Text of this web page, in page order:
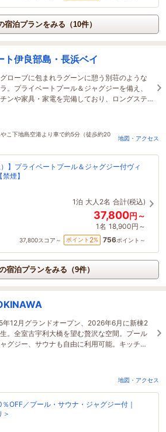
宿泊プランをみる（10件）
ト伊良部島・長浜ベイ
ローブに包まれラグーンに憩う別荘のような
。プライベートプール＆ジャグジーを備え、
ンや家具・家電を完備しており、ロングステ
ご利用できます。
こ下地島空港より車で約5分（徒歩約20
地図・アクセス
】プライベートプール＆ジャグジー付ヴィ
煙】
1泊 大人2名 合計(税込)
37,800円～
1名 18,900円～
37,800スコア～ ポイント 2% 756ポイント～
宿泊プランをみる（9件）
年12月グランドオープン、2026年6月に新棟2
。全室古宇利大橋を望む贅沢な空間。プール
グジー、サウナも自由に利用可能。キッチ
濯乾燥機もあり特別な長期滞在を実現しま
地図・アクセス
OFF／プール・サウナ・ジャグジー付｜
＞